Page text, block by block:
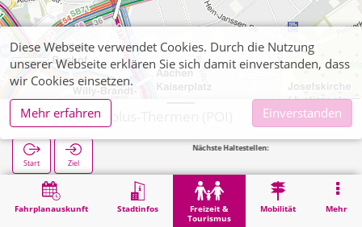
Fahrplanauskunft Stadtinfos
Freizeit &
Tourismus
Mobilität Mehr
Aachen, Carolus-Thermen (POI)
Start Ziel
Nächste Haltestellen:
Freizeit & Tourismus Aachen, Carolus-Thermen (POI)
Diese Webseite verwendet Cookies. Durch die Nutzung
unserer Webseite erklären Sie sich damit einverstanden, dass
wir Cookies einsetzen.
Mehr erfahren
Einverstanden